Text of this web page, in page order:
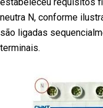
neutra N, conforme
são ligadas
terminais.